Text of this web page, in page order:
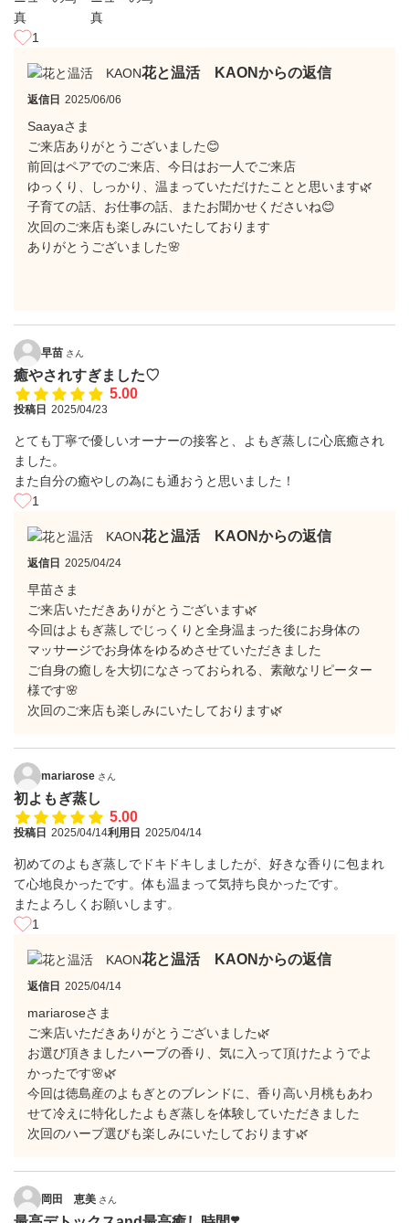
1
花と温活 KAONからの返信
返信日 2025/06/06
Saayaさま
ご来店ありがとうございました😊
前回はペアでのご来店、今日はお一人でご来店
ゆっくり、しっかり、温まっていただけたことと思います🌿
子育ての話、お仕事の話、またお聞かせくださいね😊
次回のご来店も楽しみにいたしております
ありがとうございました🌸
早苗 さん
癒やされすぎました♡
5.00
投稿日 2025/04/23
とても丁寧で優しいオーナーの接客と、よもぎ蒸しに心底癒され
ました。
また自分の癒やしの為にも通おうと思いました！
1
花と温活 KAONからの返信
返信日 2025/04/24
早苗さま
ご来店いただきありがとうございます🌿
今回はよもぎ蒸しでじっくりと全身温まった後にお身体の
マッサージでお身体をゆるめさせていただきました
ご自身の癒しを大切になさっておられる、素敵なリピーター
様です🌸
次回のご来店も楽しみにいたしております🌿
mariarose さん
初よもぎ蒸し
5.00
投稿日 2025/04/14利用日 2025/04/14
初めてのよもぎ蒸しでドキドキしましたが、好きな香りに包まれ
て心地良かったです。体も温まって気持ち良かったです。
またよろしくお願いします。
1
花と温活 KAONからの返信
返信日 2025/04/14
mariaroseさま
ご来店いただきありがとうございました🌿
お選び頂きましたハーブの香り、気に入って頂けたようでよ
かったです🌸🌿
今回は徳島産のよもぎとのブレンドに、香り高い月桃もあわ
せて冷えに特化したよもぎ蒸しを体験していただきました
次回のハーブ選びも楽しみにいたしております🌿
岡田 恵美 さん